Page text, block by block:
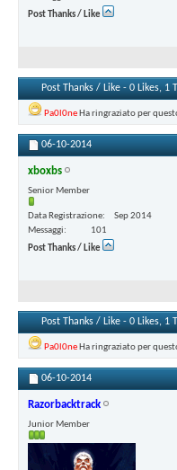
Post Thanks / Like
Post Thanks / Like - 0 Likes, 1
Pa0l0neHa ringraziato per
06-10-2014
xboxbs
Senior Member
Data Registrazione
Sep 2014
Messaggi
101
Post Thanks / Like
Post Thanks / Like - 0 Likes, 1
Pa0l0neHa ringraziato per
06-10-2014
Razorbacktrack
Junior Member